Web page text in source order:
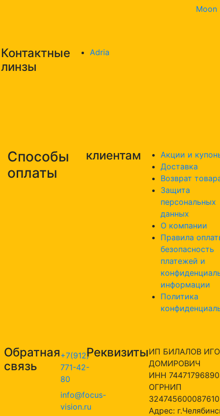
Moon
Контактные
линзы
Adria
Способы
оплаты
клиентам
Акции и
Доставка
Возврат
Защита
персональных
данных
О компании
Правила
безопасность
платежей и
информации
Политика
Обратная
связь
+7(912)
771-42-
80
info@focus-
vision.ru
РеквизитыИП БИЛАЛОВ
ДОМИРОВИЧ
ИНН
ОГРНИП
324745600087610
Адрес: